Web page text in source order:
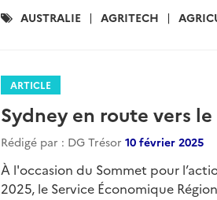
Catégories
AUSTRALIE AGRITECH
ARTICLE
Sydney en route vers
Rédigé par : DG Trésor 10 février 2025
À l'occasion du Sommet pour
2025, le Service Économique